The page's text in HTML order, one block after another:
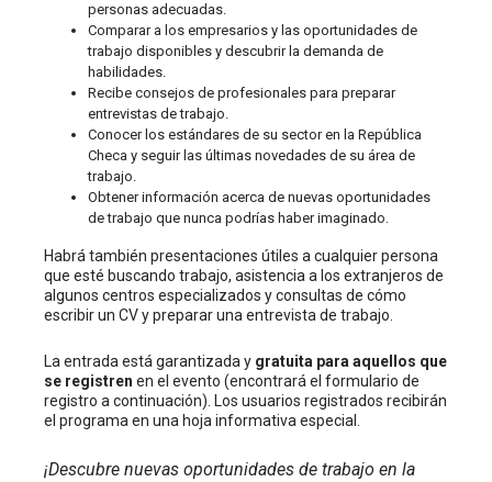
personas adecuadas.
Comparar a los empresarios y las oportunidades de
trabajo disponibles y descubrir la demanda de
habilidades.
Recibe consejos de profesionales para preparar
entrevistas de trabajo.
Conocer los estándares de su sector en la República
Checa y seguir las últimas novedades de su área de
trabajo.
Obtener información acerca de nuevas oportunidades
de trabajo que nunca podrías haber imaginado.
Habrá también presentaciones útiles a cualquier persona
que esté buscando trabajo, asistencia a los extranjeros de
algunos centros especializados y consultas de cómo
escribir un CV y preparar una entrevista de trabajo.
La entrada está garantizada y gratuita para aquellos que
se registren en el evento (encontrará el formulario de
registro a continuación). Los usuarios registrados recibirán
el programa en una hoja informativa especial.
¡Descubre nuevas oportunidades de trabajo en la